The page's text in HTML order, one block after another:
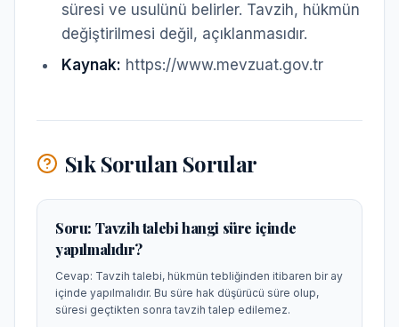
süresi ve usulünü belirler. Tavzih, hükmün
değiştirilmesi değil, açıklanmasıdır.
Kaynak: https://www.mevzuat.gov.tr
Sık Sorulan Sorular
Soru: Tavzih talebi hangi süre içinde
yapılmalıdır?
Cevap: Tavzih talebi, hükmün tebliğinden itibaren bir ay
içinde yapılmalıdır. Bu süre hak düşürücü süre olup,
süresi geçtikten sonra tavzih talep edilemez.